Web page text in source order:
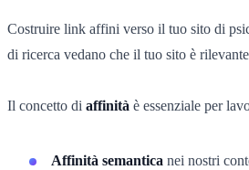
Costruire link affini verso il tuo sito di
di ricerca vedano che il tuo sito è
Il concetto di affinità è essenziale per
Affinità semantica nei nostri